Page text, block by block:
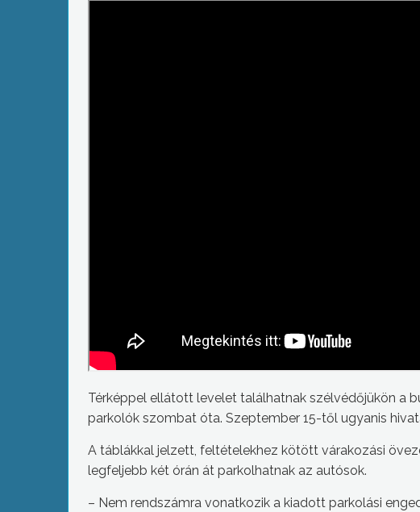
Térképpel ellátott levelet találhatnak szélvédőjükön a
parkolók szombat óta. Szeptember 15-től ugyanis
A táblákkal jelzett, feltételekhez kötött várakozási
legfeljebb két órán át parkolhatnak az autósok.
– Nem rendszámra vonatkozik a kiadott parkolási